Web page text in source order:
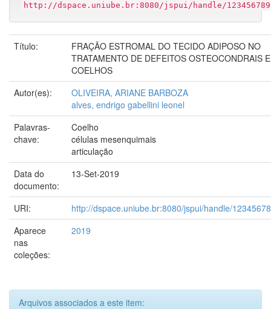
http://dspace.uniube.br:8080/jspui/handle/
Título:
FRAÇÃO ESTROMAL DO TECIDO ADIPOSO NO
TRATAMENTO DE DEFEITOS OSTEOCONDRAIS
COELHOS
Autor(es):
OLIVEIRA, ARIANE BARBOZA
alves, endrigo gabellini leonel
Palavras-
chave:
Coelho
células mesenquimais
articulação
Data do
documento:
13-Set-2019
URI:
http://dspace.uniube.br:8080/jspui/handle/
Aparece
nas
coleções:
2019
Arquivos associados a este item: